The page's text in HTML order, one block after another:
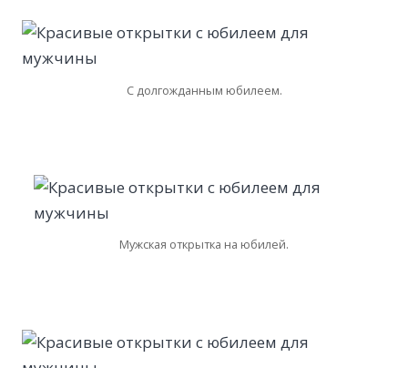
С долгожданным юбилеем.
Мужская открытка на юбилей.